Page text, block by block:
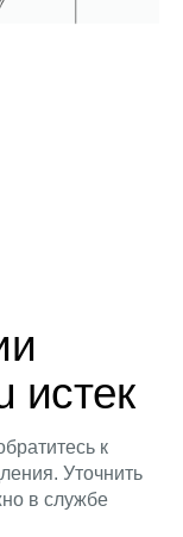
истек
к
Уточнить
в службе